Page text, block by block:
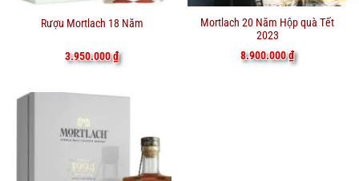
Rượu Mortlach 18 Năm
3.950.000₫
Mortlach 20 Năm Hộp quà Tết
2023
8.900.000₫